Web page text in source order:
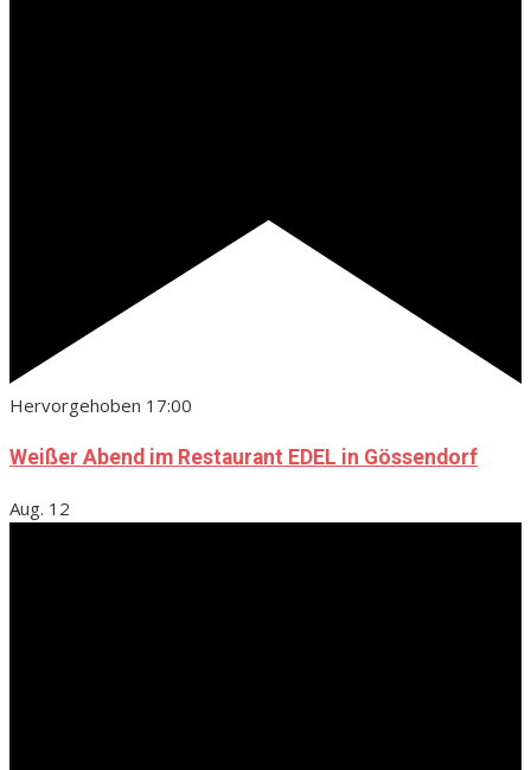
Hervorgehoben 17:00
Weißer Abend im Restaurant EDEL in Gössendorf
Aug. 12